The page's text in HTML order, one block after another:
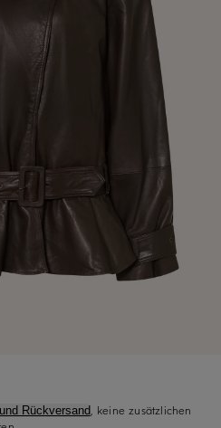
Rückversand, keine zusätzlichen